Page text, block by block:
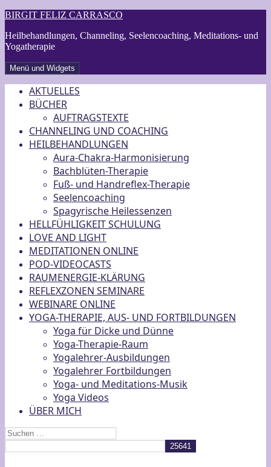
Zum
springen
BIRGIT FELIZ CARRASCO
Heilbehandlungen, Channeling, Seelencoaching, Meditations- und
Yogatherapie
Menü und Widgets
AKTUELLES
BÜCHER
AUFTRAGSTEXTE
CHANNELING UND COACHING
HEILBEHANDLUNGEN
Aura-Chakra-Harmonisierung
Bachblüten-Therapie
Fuß- und Handreflex-Therapie
Seelencoaching
Spagyrische Heilessenzen
HELLFÜHLIGKEIT SCHULUNG
LOVE AND LIGHT
MEDITATIONEN ONLINE
POD-VIDEOCASTS
RAUMENERGIE-KLÄRUNG
REFLEXZONEN SEMINARE
WEBINARE ONLINE
YOGA-THERAPIE, AUS- UND FORTBILDUNGEN
Yoga für Dicke und Dünne
Yoga-Therapie-Raum
Yogalehrer-Ausbildungen
Yogalehrer Fortbildungen
Yoga- und Meditations-Musik
Yoga Videos
ÜBER MICH
Suchen
nach: